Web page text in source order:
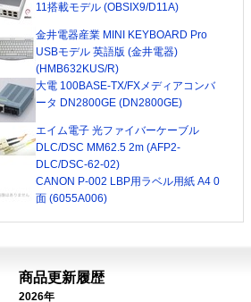
11搭載モデル (OBSIX9/D11A)
金井電器産業 MINI KEYBOARD Pro
USBモデル 英語版 (金井電器)
(HMB632KUS/R)
大電 100BASE-TX/FXメディアコンバ
ータ DN2800GE (DN2800GE)
エイム電子 光ファイバーケーブル
DLC/DSC MM62.5 2m (AFP2-
DLC/DSC-62-02)
CANON P-002 LBP用ラベル用紙 A4 0
面 (6055A006)
商品更新履歴
2026年